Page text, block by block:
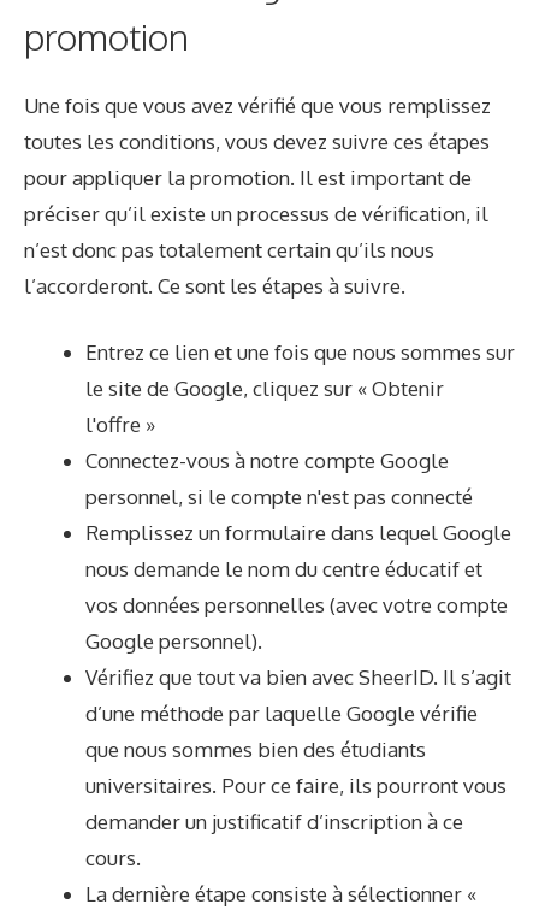
promotion
Une fois que vous avez vérifié que vous remplissez
toutes les conditions, vous devez suivre ces étapes
pour appliquer la promotion. Il est important de
préciser qu’il existe un processus de vérification, il
n’est donc pas totalement certain qu’ils nous
l’accorderont. Ce sont les étapes à suivre.
Entrez ce lien et une fois que nous sommes sur
le site de Google, cliquez sur « Obtenir
l'offre »
Connectez-vous à notre compte Google
personnel, si le compte n'est pas connecté
Remplissez un formulaire dans lequel Google
nous demande le nom du centre éducatif et
vos données personnelles (avec votre compte
Google personnel).
Vérifiez que tout va bien avec SheerID. Il s’agit
d’une méthode par laquelle Google vérifie
que nous sommes bien des étudiants
universitaires. Pour ce faire, ils pourront vous
demander un justificatif d’inscription à ce
cours.
La dernière étape consiste à sélectionner «